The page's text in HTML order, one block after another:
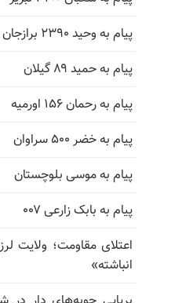
پیام به وحید ۲۳۹۰ برازجان
پیام به حمید ۸۹ گیلان
پیام به رحمان ۱۵۶ اورمیه
پیام به خضر ۵۰۰ سراوان
پیام به موسی بلوچستان
پیام به بابک زارعی ۰۰۷
اعتلای مقاومت؛ ولایت
انباشته»